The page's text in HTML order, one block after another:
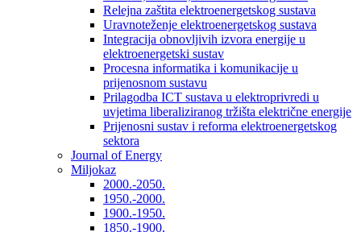
Relejna zaštita elektroenergetskog sustava
Uravnoteženje elektroenergetskog sustava
Integracija obnovljivih izvora energije u
elektroenergetski sustav
Procesna informatika i komunikacije u
prijenosnom sustavu
Prilagodba ICT sustava u elektroprivredi u
uvjetima liberaliziranog tržišta električne energije
Prijenosni sustav i reforma elektroenergetskog
sektora
Journal of Energy
Miljokaz
2000.-2050.
1950.-2000.
1900.-1950.
1850.-1900.